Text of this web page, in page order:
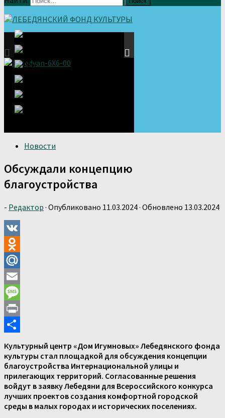
Новости
Обсуждали концепцию
благоустройства
- Редактор · Опубликовано 11.03.2024· Обновлено 13.03.2024
VK
Odnoklassniki
Mail.Ru
Email
Message
Print
Отправить
Культурный центр «Дом Игумновых» Лебедянского фонда
культуры стал площадкой для обсуждения концепции
благоустройства Интернациональной улицы и
прилегающих территорий. Согласованные решения
войдут в заявку Лебедяни для Всероссийского конкурса
лучших проектов создания комфортной городской
среды в малых городах и исторических поселениях.